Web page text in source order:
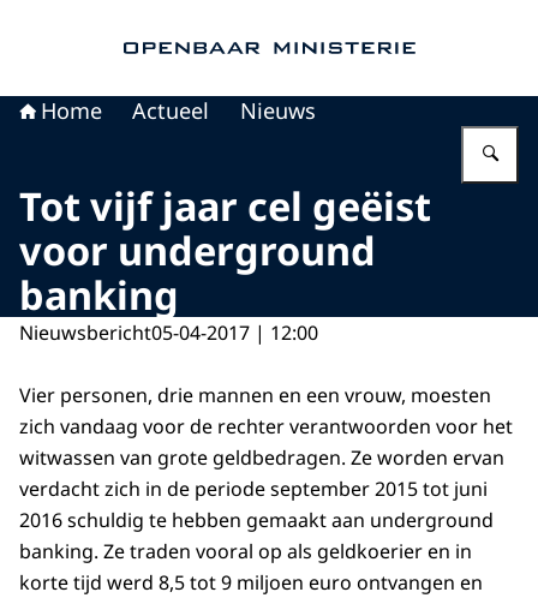
Home Actueel Nieuws
Tot vijf jaar cel geëist
voor underground
banking
Nieuwsbericht05-04-2017 | 12:00
Vier personen, drie mannen en een vrouw, moesten
zich vandaag voor de rechter verantwoorden voor het
witwassen van grote geldbedragen. Ze worden ervan
verdacht zich in de periode september 2015 tot juni
2016 schuldig te hebben gemaakt aan underground
banking. Ze traden vooral op als geldkoerier en in
korte tijd werd 8,5 tot 9 miljoen euro ontvangen en